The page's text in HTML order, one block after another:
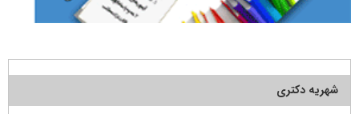
شهریه دکتری